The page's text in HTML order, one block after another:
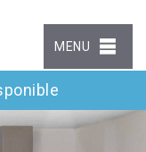
MENU